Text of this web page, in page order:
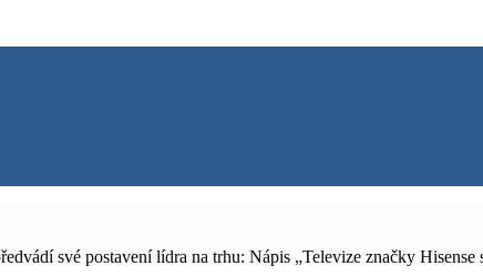
své postavení lídra na trhu: Nápis „Televize značky